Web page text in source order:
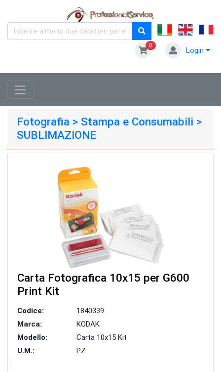
0
Login
Fotografia > Stampa e Consumabili >
SUBLIMAZIONE
Carta Fotografica 10x15 per G600
Print Kit
Codice:
1840339
Marca:
KODAK
Modello:
Carta 10x15 Kit
U.M.:
PZ